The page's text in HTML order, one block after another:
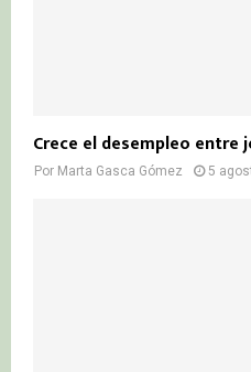
Crece el desempleo entre
Por Marta Gasca Gómez 5